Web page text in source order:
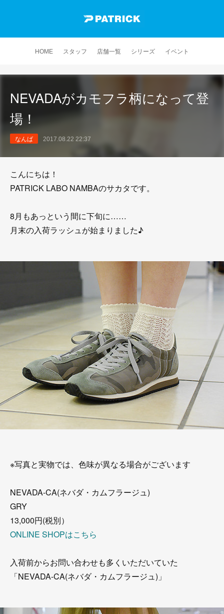
HOME スタッフ 店舗一覧 シリーズ イベント
NEVADAがカモフラ柄になって登
場！
なんば 2017.08.22 22:37
こんにちは！
PATRICK LABO NAMBAのサカタです。
8月もあっという間に下旬に……
月末の入荷ラッシュが始まりました♪
※写真と実物では、色味が異なる場合がございます
NEVADA-CA(ネバダ・カムフラージュ)
GRY
13,000円(税別）
ONLINE SHOPはこちら
入荷前からお問い合わせも多くいただいていた
「NEVADA-CA(ネバダ・カムフラージュ)」